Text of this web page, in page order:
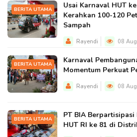
BERITA UTAMA
Usai Karnaval HUT
Kerahkan 100-120
Sampah
Rayendi 08
BERITA UTAMA
Karnaval
Momentum Perkuat
Rayendi 08
BERITA UTAMA
PT BIA
HUT RI ke 81 di